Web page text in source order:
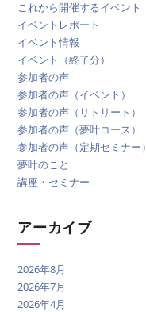
これから開催するイベント
イベントレポート
イベント情報
イベント（終了分）
参加者の声
参加者の声（イベント）
参加者の声（リトリート）
参加者の声（夢叶コース）
参加者の声（定期セミナー）
夢叶のこと
講座・セミナー
アーカイブ
2026年8月
2026年7月
2026年4月